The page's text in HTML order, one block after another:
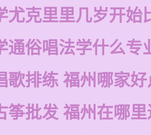
尤克里里几岁开始
通俗唱法学什么专
歌排练 福州哪家好
筝批发 福州在哪